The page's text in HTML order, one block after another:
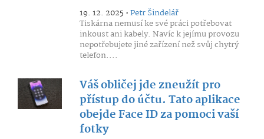
19. 12. 2025 •Petr Šindelář
Tiskárna nemusí ke své práci potřebovat
inkoust ani kabely. Navíc k jejímu provozu
nepotřebujete jiné zařízení než svůj chytrý
telefon....
Váš obličej jde zneužít pro
přístup do účtu. Tato aplikace
obejde Face ID za pomoci vaší
fotky